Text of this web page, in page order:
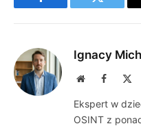
Facebook Twitter
Ignacy
WebsiteFacebook
Ekspert w
OSINT z